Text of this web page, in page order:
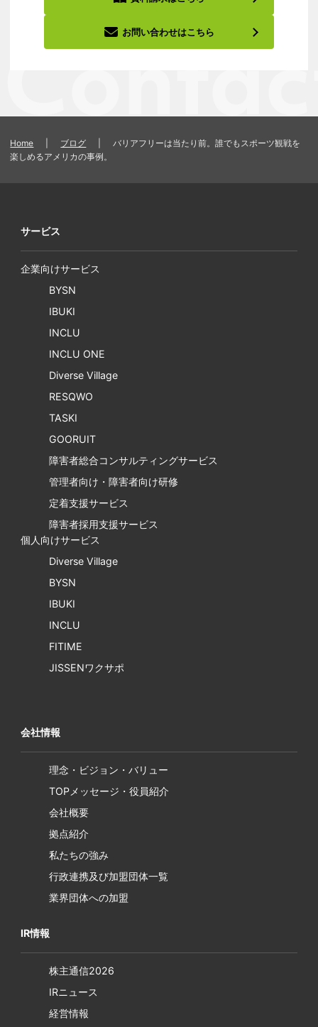
お問い合わせはこちら
Home ブログ
バリアフリーは当たり前。誰でもスポーツ観戦を
楽しめるアメリカの事例。
サービス
企業向けサービス
BYSN
IBUKI
INCLU
INCLU ONE
Diverse Village
RESQWO
TASKI
GOORUIT
障害者総合コンサルティングサービス
管理者向け・障害者向け研修
定着支援サービス
障害者採用支援サービス
個人向けサービス
Diverse Village
BYSN
IBUKI
INCLU
FITIME
JISSENワクサポ
会社情報
理念・ビジョン・バリュー
TOPメッセージ・役員紹介
会社概要
拠点紹介
私たちの強み
行政連携及び加盟団体一覧
業界団体への加盟
IR情報
株主通信2026
IRニュース
経営情報